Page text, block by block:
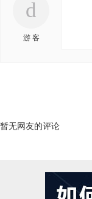
d
游 客
暂无网友的评论